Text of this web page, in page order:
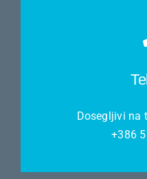
Dosegljivi na
+386